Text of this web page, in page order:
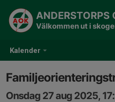
Kalender
ANDERSTORPS
Välkommen ut i
Onsdag 27 aug 2025,